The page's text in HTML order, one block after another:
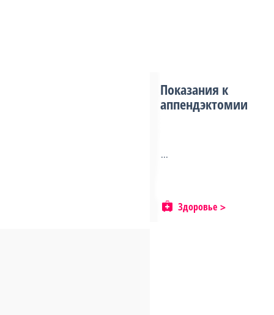
Показания к
аппендэктомии
...
Здоровье